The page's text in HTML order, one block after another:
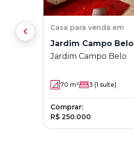
Casa para venda em
Jardim Campo Belo
Jardim Campo Belo
70 m² 3 (1 suíte)
Comprar:
R$ 250.000